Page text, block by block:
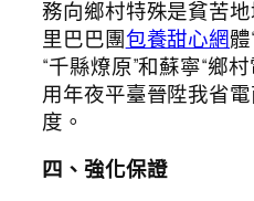
務向鄉村特殊是貧苦
里巴巴團包養甜心網
“千縣燎原”和蘇寧“鄉
用年夜平臺晉陞我省
度。
四、強化保證